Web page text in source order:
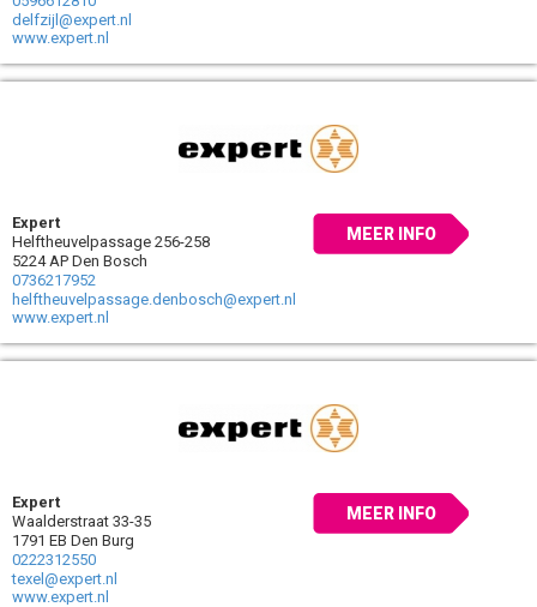
delfzijl@expert.nl
www.expert.nl
Expert
Helftheuvelpassage 256-258
5224 AP Den Bosch
0736217952
helftheuvelpassage.denbosch@expert.nl
www.expert.nl
MEER INFO
Expert
Waalderstraat 33-35
1791 EB Den Burg
0222312550
texel@expert.nl
www.expert.nl
MEER INFO